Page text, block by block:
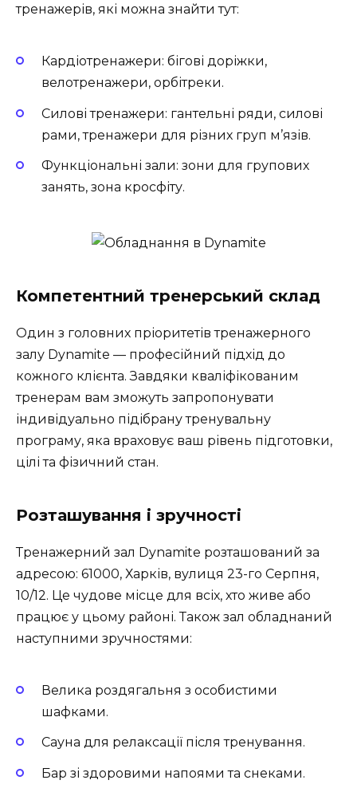
тренажерів, які можна знайти тут:
Кардіотренажери: бігові доріжки,
велотренажери, орбітреки.
Силові тренажери: гантельні ряди, силові
рами, тренажери для різних груп м’язів.
Функціональні зали: зони для групових
занять, зона кросфіту.
Компетентний тренерський склад
Один з головних пріоритетів тренажерного
залу Dynamite — професійний підхід до
кожного клієнта. Завдяки кваліфікованим
тренерам вам зможуть запропонувати
індивідуально підібрану тренувальну
програму, яка враховує ваш рівень підготовки,
цілі та фізичний стан.
Розташування і зручності
Тренажерний зал Dynamite розташований за
адресою: 61000, Харків, вулиця 23-го Серпня,
10/12. Це чудове місце для всіх, хто живе або
працює у цьому районі. Також зал обладнаний
наступними зручностями:
Велика роздягальня з особистими
шафками.
Сауна для релаксації після тренування.
Бар зі здоровими напоями та снеками.